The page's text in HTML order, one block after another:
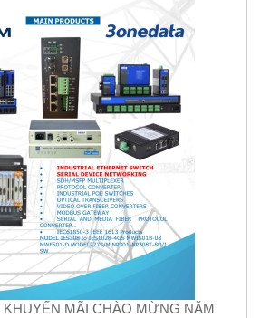
MÃI CHÀO MỪNG NĂM